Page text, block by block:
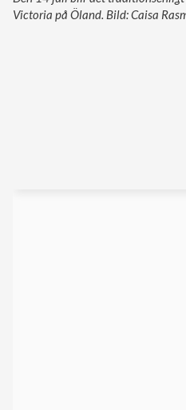
Victoria på Öland. Bild: Caisa